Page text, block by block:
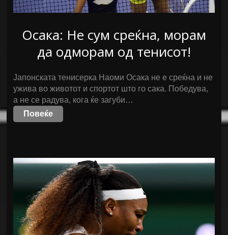
Осака: Не сум среќна, морам
да одморам од тенисот!
Јапонската тенисерка Наоми Осака не е среќна и не
ужива во животот и спортот што го сака. Победува,
а не се радува, кога ќе загуби…
Повеќе